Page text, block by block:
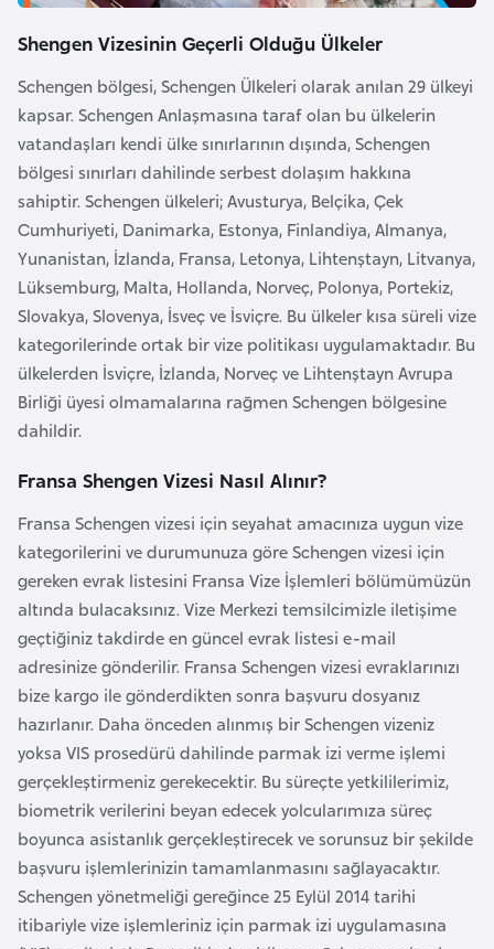
Shengen Vizesinin Geçerli Olduğu Ülkeler
Schengen bölgesi, Schengen Ülkeleri olarak anılan 29 ülkeyi
kapsar. Schengen Anlaşmasına taraf olan bu ülkelerin
vatandaşları kendi ülke sınırlarının dışında, Schengen
bölgesi sınırları dahilinde serbest dolaşım hakkına
sahiptir. Schengen ülkeleri; Avusturya, Belçika, Çek
Cumhuriyeti, Danimarka, Estonya, Finlandiya, Almanya,
Yunanistan, İzlanda, Fransa, Letonya, Lihtenştayn, Litvanya,
Lüksemburg, Malta, Hollanda, Norveç, Polonya, Portekiz,
Slovakya, Slovenya, İsveç ve İsviçre. Bu ülkeler kısa süreli vize
kategorilerinde ortak bir vize politikası uygulamaktadır. Bu
ülkelerden İsviçre, İzlanda, Norveç ve Lihtenştayn Avrupa
Birliği üyesi olmamalarına rağmen Schengen bölgesine
dahildir.
Fransa Shengen Vizesi Nasıl Alınır?
Fransa Schengen vizesi için seyahat amacınıza uygun vize
kategorilerini ve durumunuza göre Schengen vizesi için
gereken evrak listesini Fransa Vize İşlemleri bölümümüzün
altında bulacaksınız. Vize Merkezi temsilcimizle iletişime
geçtiğiniz takdirde en güncel evrak listesi e-mail
adresinize gönderilir. Fransa Schengen vizesi evraklarınızı
bize kargo ile gönderdikten sonra başvuru dosyanız
hazırlanır. Daha önceden alınmış bir Schengen vizeniz
yoksa VIS prosedürü dahilinde parmak izi verme işlemi
gerçekleştirmeniz gerekecektir. Bu süreçte yetkililerimiz,
biometrik verilerini beyan edecek yolcularımıza süreç
boyunca asistanlık gerçekleştirecek ve sorunsuz bir şekilde
başvuru işlemlerinizin tamamlanmasını sağlayacaktır.
Schengen yönetmeliği gereğince 25 Eylül 2014 tarihi
itibariyle vize işlemleriniz için parmak izi uygulamasına
l
a
u
s
B
e
l
ç
i
k
a
B
n
i
n
B
o
s
n
a
H
e
r
s
e
k